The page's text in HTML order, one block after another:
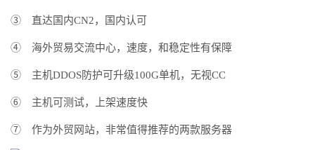
③ 直达国内CN2，国内认可
④ 海外贸易交流中心，速度，和稳定性有保障
⑤ 主机DDOS防护可升级100G单机，无视CC
⑥ 主机可测试，上架速度快
⑦ 作为外贸网站，非常值得推荐的两款服务器